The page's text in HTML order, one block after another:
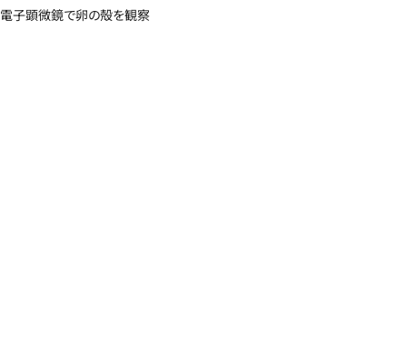
電子顕微鏡で卵の殻を観察